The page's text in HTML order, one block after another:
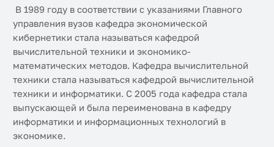
В 1989 году в соответствии с указаниями Главного
управления вузов кафедра экономической
кибернетики стала называться кафедрой
вычислительной техники и экономико-
математических методов. Кафедра вычислительной
техники стала называться кафедрой вычислительной
техники и информатики. С 2005 года кафедра стала
выпускающей и была переименована в кафедру
информатики и информационных технологий в
экономике.